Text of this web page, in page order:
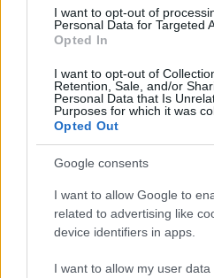
I want to opt-out of
Personal Data for Targeted
Opted In
I want to opt-out of
Retention, Sale, and/or
Personal Data that Is
Purposes for which it was
Opted Out
Google consents
I want to allow Google to
related to advertising like
device identifiers in apps.
I want to allow my user
alapanyagokból készülnek,
feltálalt ételek, így mindenki
hogy a színvonal miatt egy
aggódnia. Szingapúr az év
egy utat, aki tehát épp
hogy a saját szemével is
négy Emirates járat közül
Dubaji Gasztro-fesztivál